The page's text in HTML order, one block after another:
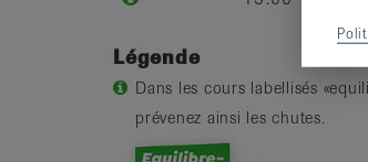
Légende
Dans les cours labellisés
prévenez ainsi les chutes.